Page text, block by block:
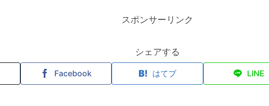
スポンサーリンク
シェアする
Facebook はてブ LINE